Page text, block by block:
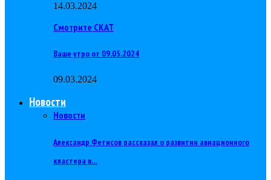
14.03.2024
Смотрите СКАТ
Ваше утро от 09.03.2024
09.03.2024
Новости
Новости
Александр Фетисов рассказал о развитии авиационного
кластера в…